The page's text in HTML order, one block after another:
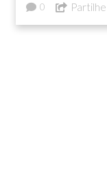
0 Partilhe